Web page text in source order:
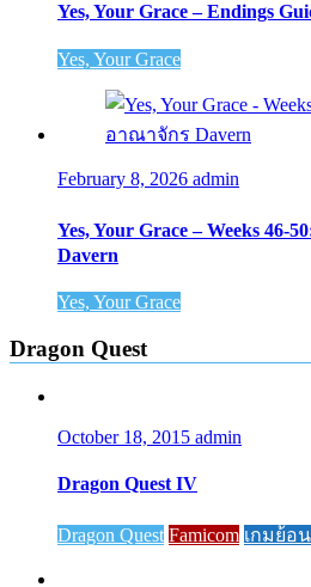
Yes, Your Grace – Endings
Yes, Your Grace
February 8, 2026 admin
Yes, Your Grace – Weeks
Davern
Yes, Your Grace
Dragon Quest
October 18, 2015 admin
Dragon Quest IV
Dragon Quest Famicom เกมย้อ